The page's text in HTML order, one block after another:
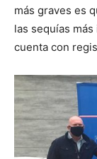
más graves es
las sequías
cuenta con